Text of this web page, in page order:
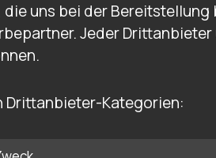
uns bei der
Jeder
Kategorien: